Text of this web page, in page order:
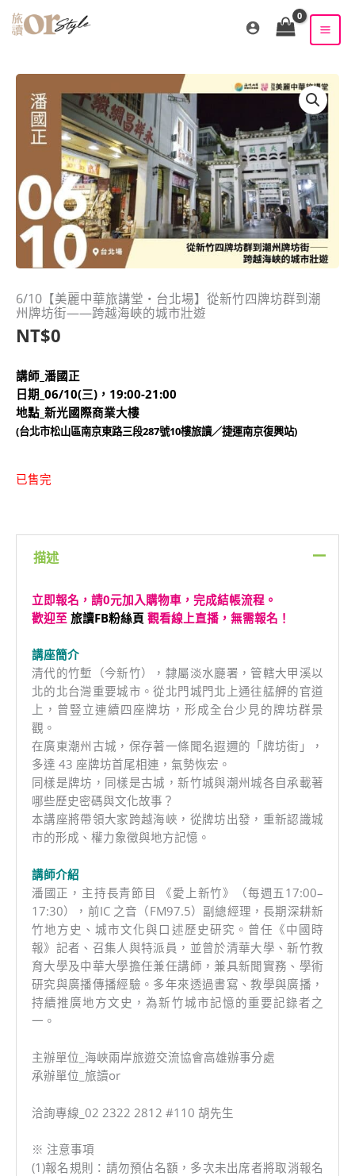
6/10【美麗中華旅講堂‧台北場】從新竹四牌坊群到潮
州牌坊街——跨越海峽的城市壯遊
NT$0
講師_潘國正
日期_06/10(三)，19:00-21:00
地點_新光國際商業大樓
(台北市松山區南京東路三段287號10樓旅讀／捷運南京復興站)
已售完
描述
立即報名，請0元加入購物車，完成結帳流程。
歡迎至 旅讀FB粉絲頁 觀看線上直播，無需報名！
講座簡介
清代的竹塹（今新竹），隸屬淡水廳署，管轄大甲溪以
北的北台灣重要城市。從北門城門北上通往艋舺的官道
上，曾豎立連續四座牌坊，形成全台少見的牌坊群景
觀。
在廣東潮州古城，保存著一條聞名遐邇的「牌坊街」，
多達 43 座牌坊首尾相連，氣勢恢宏。
同樣是牌坊，同樣是古城，新竹城與潮州城各自承載著
哪些歷史密碼與文化故事？
本講座將帶領大家跨越海峽，從牌坊出發，重新認識城
市的形成、權力象徵與地方記憶。
講師介紹
潘國正，主持長青節目 《愛上新竹》（每週五17:00–
17:30），前IC 之音（FM97.5）副總經理，長期深耕新
竹地方史、城市文化與口述歷史研究。曾任《中國時
報》記者、召集人與特派員，並曾於清華大學、新竹教
育大學及中華大學擔任兼任講師，兼具新聞實務、學術
研究與廣播傳播經驗。多年來透過書寫、教學與廣播，
持續推廣地方文史，為新竹城市記憶的重要記錄者之
一。
主辦單位_海峽兩岸旅遊交流協會高雄辦事分處
承辦單位_旅讀or
洽詢專線_02 2322 2812 #110 胡先生
※ 注意事項
(1)報名規則：請勿預佔名額，多次未出席者將取消報名